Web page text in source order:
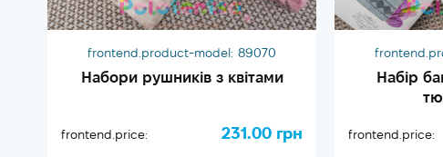
frontend.product-model: 89070
Набори рушників з квітами
frontend.price: 231.00 грн
Набір
frontend.price: